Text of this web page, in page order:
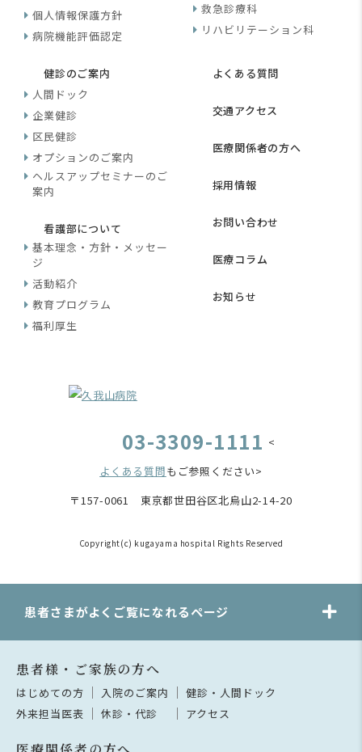
個人情報保護方針
病院機能評価認定
救急診療科
リハビリテーション科
健診のご案内
人間ドック
企業健診
区民健診
オプションのご案内
ヘルスアップセミナーのご
案内
看護部について
基本理念・方針・メッセー
ジ
活動紹介
教育プログラム
福利厚生
よくある質問
交通アクセス
医療関係者の方へ
採用情報
お問い合わせ
医療コラム
お知らせ
03-3309-1111 <
よくある質問もご参照ください>
〒157-0061 東京都世田谷区北烏山2-14-20
Copyright(c) kugayama hospital Rights Reserved
患者さまがよくご覧になれるページ
患者様・ご家族の方へ
はじめての方 入院のご案内
健診・人間ドック
外来担当医表
休診・代診 アクセス